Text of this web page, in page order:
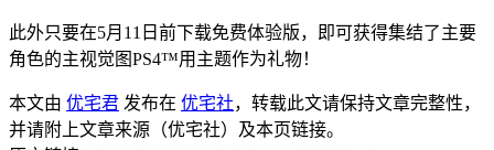
此外只要在5月11日前下载免费体验版，即可获得集结了主要
角色的主视觉图PS4™用主题作为礼物！
本文由 优宅君 发布在 优宅社，转载此文请保持文章完整性，
并请附上文章来源（优宅社）及本页链接。